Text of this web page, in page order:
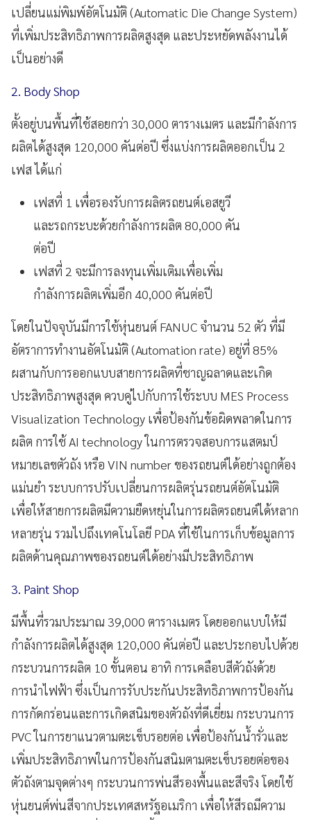
เปลี่ยนแม่พิมพ์อัตโนมัติ (Automatic Die Change System)
ที่เพิ่มประสิทธิภาพการผลิตสูงสุด และประหยัดพลังงานได้
เป็นอย่างดี
2. Body Shop
ตั้งอยู่บนพื้นที่ใช้สอยกว่า 30,000 ตารางเมตร และมีกำลังการ
ผลิตได้สูงสุด 120,000 คันต่อปี ซึ่งแบ่งการผลิตออกเป็น 2
เฟส ได้แก่
เฟสที่ 1 เพื่อรองรับการผลิตรถยนต์เอสยูวี
และรถกระบะด้วยกำลังการผลิต 80,000 คัน
ต่อปี
เฟสที่ 2 จะมีการลงทุนเพิ่มเติมเพื่อเพิ่ม
กำลังการผลิตเพิ่มอีก 40,000 คันต่อปี
โดยในปัจจุบันมีการใช้หุ่นยนต์ FANUC จำนวน 52 ตัว ที่มี
อัตราการทำงานอัตโนมัติ (Automation rate) อยู่ที่ 85%
ผสานกับการออกแบบสายการผลิตที่ชาญฉลาดและเกิด
ประสิทธิภาพสูงสุด ควบคู่ไปกับการใช้ระบบ MES Process
Visualization Technology เพื่อป้องกันข้อผิดพลาดในการ
ผลิต การใช้ AI technology ในการตรวจสอบการแสตมป์
หมายเลขตัวถัง หรือ VIN number ของรถยนต์ได้อย่างถูกต้อง
แม่นยำ ระบบการปรับเปลี่ยนการผลิตรุ่นรถยนต์อัตโนมัติ
เพื่อให้สายการผลิตมีความยืดหยุ่นในการผลิตรถยนต์ได้หลาก
หลายรุ่น รวมไปถึงเทคโนโลยี PDA ที่ใช้ในการเก็บข้อมูลการ
ผลิตด้านคุณภาพของรถยนต์ได้อย่างมีประสิทธิภาพ
3. Paint Shop
มีพื้นที่รวมประมาณ 39,000 ตารางเมตร โดยออกแบบให้มี
กำลังการผลิตได้สูงสุด 120,000 คันต่อปี และประกอบไปด้วย
กระบวนการผลิต 10 ขั้นตอน อาทิ การเคลือบสีตัวถังด้วย
การนำไฟฟ้า ซึ่งเป็นการรับประกันประสิทธิภาพการป้องกัน
การกัดกร่อนและการเกิดสนิมของตัวถังที่ดีเยี่ยม กระบวนการ
PVC ในการยาแนวตามตะเข็บรอยต่อ เพื่อป้องกันน้ำรั่วและ
เพิ่มประสิทธิภาพในการป้องกันสนิมตามตะเข็บรอยต่อของ
ตัวถังตามจุดต่างๆ กระบวนการพ่นสีรองพื้นและสีจริง โดยใช้
หุ่นยนต์พ่นสีจากประเทศสหรัฐอเมริกา เพื่อให้สีรถมีความ